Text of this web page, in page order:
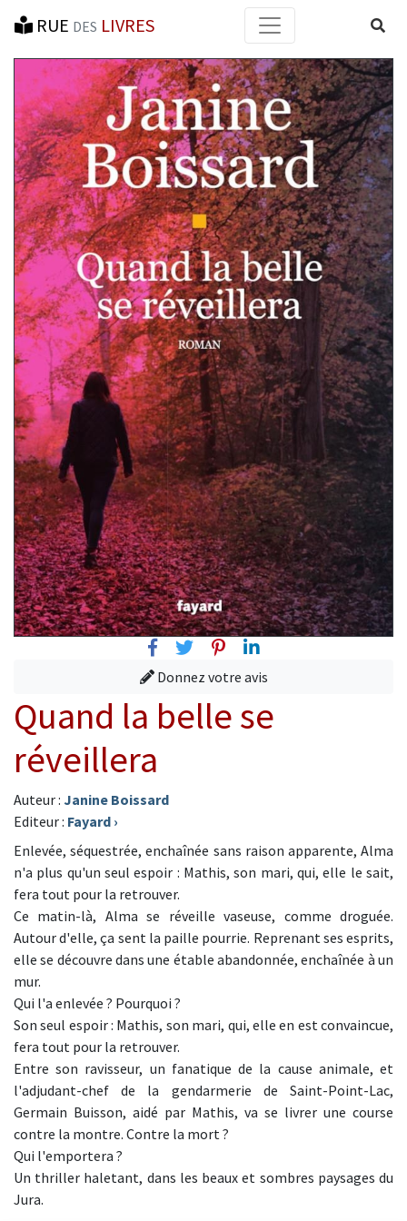
RUE DES LIVRES
FacebookTwitterPinterest
Linkedin
Donnez votre avis
Quand la belle se
réveillera
Auteur : Janine Boissard
Editeur : Fayard ›
Enlevée, séquestrée, enchaînée sans raison apparente, Alma
n'a plus qu'un seul espoir : Mathis, son mari, qui, elle le sait,
fera tout pour la retrouver.
Ce matin-là, Alma se réveille vaseuse, comme droguée.
Autour d'elle, ça sent la paille pourrie. Reprenant ses esprits,
elle se découvre dans une étable abandonnée, enchaînée à un
mur.
Qui l'a enlevée ? Pourquoi ?
Son seul espoir : Mathis, son mari, qui, elle en est convaincue,
fera tout pour la retrouver.
Entre son ravisseur, un fanatique de la cause animale, et
l'adjudant-chef de la gendarmerie de Saint-Point-Lac,
Germain Buisson, aidé par Mathis, va se livrer une course
contre la montre. Contre la mort ?
Qui l'emportera ?
Un thriller haletant, dans les beaux et sombres paysages du
Jura.